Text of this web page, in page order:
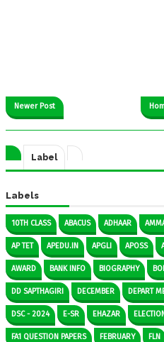
Newer Post
Label
Labels
10TH CLASS ABACUS ADHAAR
AP TET APEDU.IN APGLI APOSS
AWARD BANK INFO BIOGRAPHY
DD SAPTHAGIRI DECEMBER DEPART
DSC - 2024 E-SR EHAZAR
FA1 QUESTION PAPERS FEBRUARY FLN